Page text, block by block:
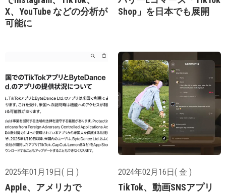
X、YouTube などの分析が
可能に
Shop」を日本でも展開
2025年01月19日( 日 )
Apple、アメリカで
2024年02月16日( 金 )
TikTok、動画SNSアプリ